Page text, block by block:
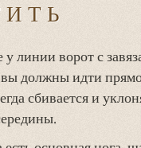
линии ворот с
должны идти
сбивается и